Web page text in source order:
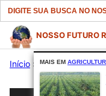
Search
for:
Pular
para
conteúdo
NOSSO FUTURO
Início » Publicações»
MAIS EM